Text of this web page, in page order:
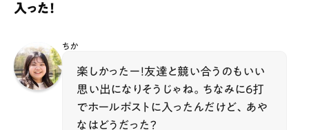
入った！
ちか
楽しかったー！友達と競い合うのもいい
思い出になりそうじゃね。ちなみに6打
でホールポストに入ったんだけど、あや
なはどうだった？